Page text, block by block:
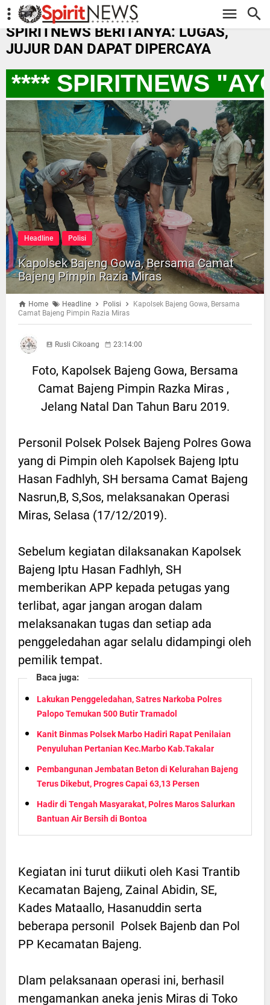
-->
SPIRITNEWS BERITANYA: LUGAS,
JUJUR DAN DAPAT DIPERCAYA
SPIRITNEWS "AYO
Headline Polisi
Kapolsek Bajeng Gowa, Bersama Camat
Bajeng Pimpin Razia Miras
Home Headline Polisi
Kapolsek Bajeng Gowa, Bersama
Camat Bajeng Pimpin Razia Miras
Rusli Cikoang 23:14:00
Foto, Kapolsek Bajeng Gowa, Bersama
Camat Bajeng Pimpin Razka Miras ,
Jelang Natal Dan Tahun Baru 2019.
Personil Polsek Polsek Bajeng Polres Gowa
yang di Pimpin oleh Kapolsek Bajeng Iptu
Hasan Fadhlyh, SH bersama Camat Bajeng
Nasrun,B, S,Sos, melaksanakan Operasi
Miras, Selasa (17/12/2019).
Sebelum kegiatan dilaksanakan Kapolsek
Bajeng Iptu Hasan Fadhlyh, SH
memberikan APP kepada petugas yang
terlibat, agar jangan arogan dalam
melaksanakan tugas dan setiap ada
penggeledahan agar selalu didampingi oleh
pemilik tempat.
Baca juga:
Lakukan Penggeledahan, Satres Narkoba Polres
Palopo Temukan 500 Butir Tramadol
Kanit Binmas Polsek Marbo Hadiri Rapat Penilaian
Penyuluhan Pertanian Kec.Marbo Kab.Takalar
Pembangunan Jembatan Beton di Kelurahan Bajeng
Terus Dikebut, Progres Capai 63,13 Persen
Hadir di Tengah Masyarakat, Polres Maros Salurkan
Bantuan Air Bersih di Bontoa
Kegiatan ini turut diikuti oleh Kasi Trantib
Kecamatan Bajeng, Zainal Abidin, SE,
Kades Mataallo, Hasanuddin serta
beberapa personil Polsek Bajenb dan Pol
PP Kecamatan Bajeng.
Dlam pelaksanaan operasi ini, berhasil
mengamankan aneka jenis Miras di Toko